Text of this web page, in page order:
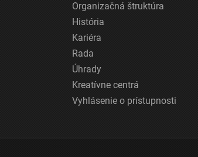
Organizačná štruktúra
História
Kariéra
Rada
Úhrady
Kreatívne centrá
Vyhlásenie o prístupnosti